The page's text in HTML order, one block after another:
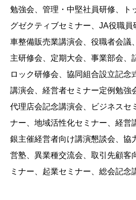
勉強会、管理・中堅社員研修、ト
グゼクティブセミナー、JA役職
車整備販売業講演会、役職者会議
主研修会、定期大会、事業部会、
ロック研修会、協同組合設立記念
講演会、経営者セミナー定例勉強
代理店会記念講演会、ビジネスセ
ナー、地域活性化セミナー、経営
銀主催経営者向け講演懇談会、協
営塾、異業種交流会、取引先顧客
ミナー、起業セミナー、総会記